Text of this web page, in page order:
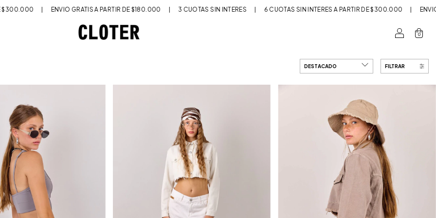
GRATIS A PARTIR DE $180.000 | 3 CUOTAS SIN INTERÉS | 6 CUOTAS SIN INTERÉS A PARTIR DE $300.000 | ENVÍO GRATIS A PARTIR DE
0
FILTRAR